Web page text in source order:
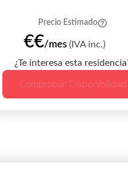
Precio Estimado
€€/mes (IVA inc.)
¿Te interesa esta
Comprobar Disponibilidad